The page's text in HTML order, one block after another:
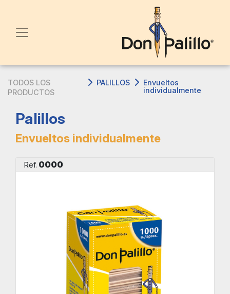
TODOS LOS
PRODUCTOS
PALILLOS
Envueltos
individualmente
Palillos
Envueltos individualmente
Ref. 0000